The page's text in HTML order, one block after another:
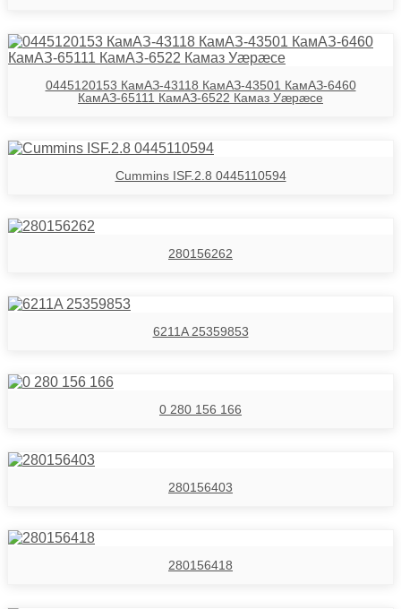
0445120153 КамАЗ-43118 КамАЗ-43501 КамАЗ-6460
КамАЗ-65111 КамАЗ-6522 Камаз Уӕрӕсе
Cummins ISF.2.8 0445110594
280156262
6211A 25359853
0 280 156 166
280156403
280156418